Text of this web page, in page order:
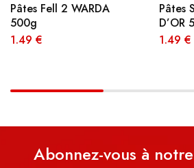
Pâtes Fell 2 WARDA
500g
1.49 €
Pâtes
D’OR
1.49 €
Abonnez-vous à